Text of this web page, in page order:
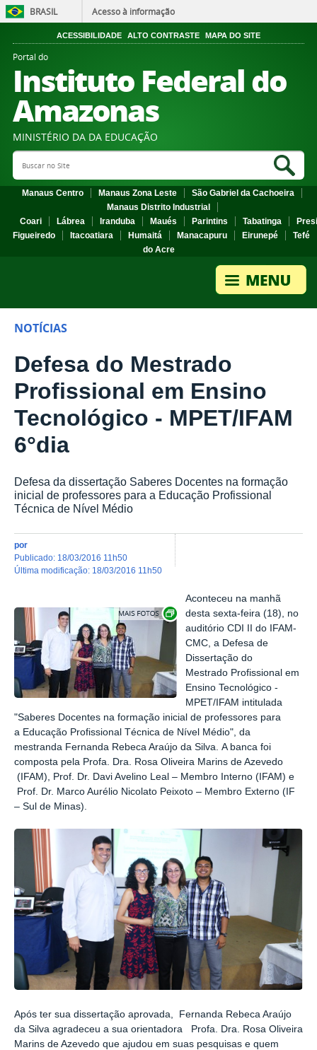
BRASIL Acesso à informação
ACESSIBILIDADE ALTO CONTRASTE MAPA DO SITE
Portal do
Instituto Federal do
Amazonas
MINISTÉRIO DA DA EDUCAÇÃO
Search Site
Manaus Centro Manaus Zona Leste
São Gabriel da Cachoeira
Manaus Distrito Industrial
Coari
Lábrea Iranduba Maués Parintins Tabatinga
Figueiredo
Itacoatiara Humaitá Manacapuru Eirunepé
Tefé
do Acre
NOTÍCIAS
Defesa do Mestrado
Profissional em Ensino
Tecnológico - MPET/IFAM
6°dia
Defesa da dissertação Saberes Docentes na formação
inicial de professores para a Educação Profissional
Técnica de Nível Médio
por
publicado: 18/03/2016 11h50
última modificação: 18/03/2016 11h50
Show image carousel
Aconteceu na manhã
desta sexta-feira (18), no
auditório CDI II do IFAM-
CMC, a Defesa de
Dissertação do
Mestrado Profissional em
Ensino Tecnológico -
MPET/IFAM intitulada
"Saberes Docentes na formação inicial de professores para
a Educação Profissional Técnica de Nível Médio", da
mestranda Fernanda Rebeca Araújo da Silva. A banca foi
composta pela Profa. Dra. Rosa Oliveira Marins de Azevedo
(IFAM), Prof. Dr. Davi Avelino Leal – Membro Interno (IFAM) e
Prof. Dr. Marco Aurélio Nicolato Peixoto – Membro Externo (IF
– Sul de Minas).
Após ter sua dissertação aprovada,
Fernanda Rebeca Araújo
da Silva agradeceu a sua orientadora
Profa. Dra. Rosa Oliveira
Marins de Azevedo que ajudou em suas pesquisas e quem